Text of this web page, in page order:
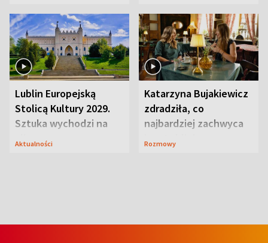
Lublin Europejską
Stolicą Kultury 2029.
Sztuka wychodzi na
ulice
Aktualności
Katarzyna Bujakiewicz
zdradziła, co
najbardziej zachwyca
ją w Lublinie
Rozmowy